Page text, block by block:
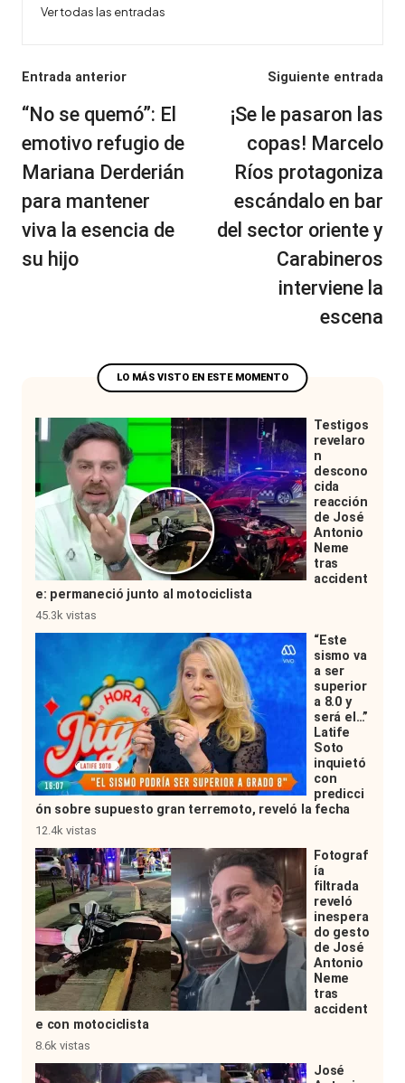
Ver todas las entradas
Navegación
de
entradas
Entrada anterior
“No se quemó”: El
emotivo refugio de
Mariana Derderián
para mantener
viva la esencia de
su hijo
Siguiente entrada
¡Se le pasaron las
copas! Marcelo
Ríos protagoniza
escándalo en bar
del sector oriente y
Carabineros
interviene la
escena
Testigos
revelaro
n
descono
cida
reacción
de José
Antonio
Neme
tras
accident
e: permaneció junto al motociclista
45.3k vistas
“Este
sismo va
a ser
superior
a 8.0 y
será el…”
Latife
Soto
inquietó
con
predicci
ón sobre supuesto gran terremoto, reveló la fecha
12.4k vistas
Fotograf
ía
filtrada
reveló
inespera
do gesto
de José
Antonio
Neme
tras
accident
e con motociclista
8.6k vistas
José